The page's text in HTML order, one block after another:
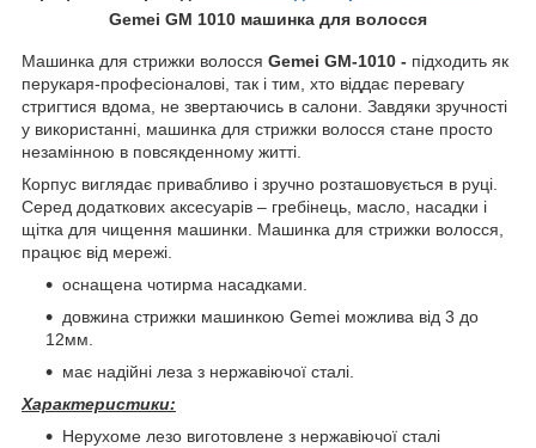
Gemei GM 1010 машинка для волосся
Машинка для стрижки волосся Gemei GM-1010 - підходить як
перукаря-професіоналові, так і тим, хто віддає перевагу
стригтися вдома, не звертаючись в салони. Завдяки зручності
у використанні, машинка для стрижки волосся стане просто
незамінною в повсякденному житті.
Корпус виглядає привабливо і зручно розташовується в руці.
Серед додаткових аксесуарів – гребінець, масло, насадки і
щітка для чищення машинки. Машинка для стрижки волосся,
працює від мережі.
оснащена чотирма насадками.
довжина стрижки машинкою Gemei можлива від 3 до
12мм.
має надійні леза з нержавіючої сталі.
Характеристики:
Нерухоме лезо виготовлене з нержавіючої сталі